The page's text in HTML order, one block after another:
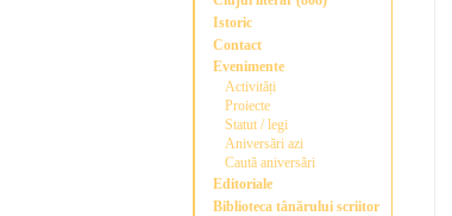
Istoric
Contact
Evenimente
Activități
Proiecte
Statut / legi
Aniversări azi
Caută aniversări
Editoriale
Biblioteca tânărului scriitor